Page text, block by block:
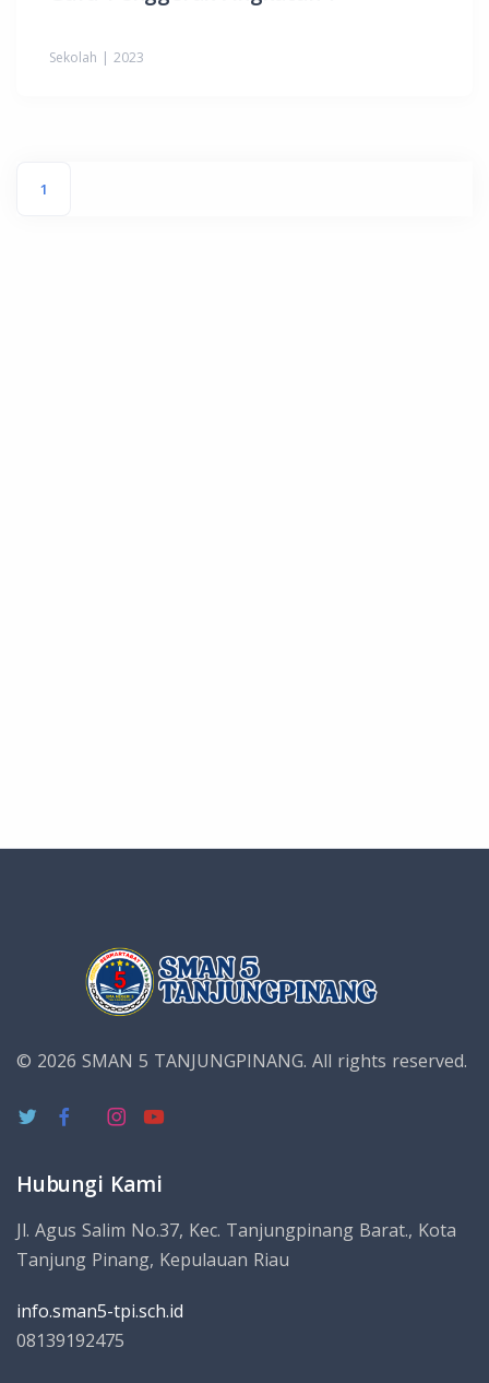
Sekolah | 2023
1
© 2026 SMAN 5 TANJUNGPINANG. All rights reserved.
Hubungi Kami
Jl. Agus Salim No.37, Kec. Tanjungpinang Barat., Kota
Tanjung Pinang, Kepulauan Riau
info.sman5-tpi.sch.id
08139192475